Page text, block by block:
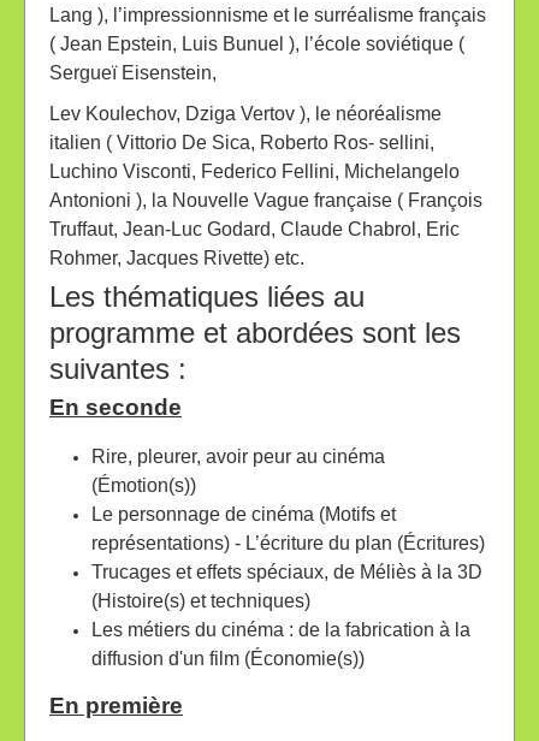
Lang ), l’impressionnisme et le surréalisme français
( Jean Epstein, Luis Bunuel ), l’école soviétique (
Sergueï Eisenstein,
Lev Koulechov, Dziga Vertov ), le néoréalisme
italien ( Vittorio De Sica, Roberto Ros- sellini,
Luchino Visconti, Federico Fellini, Michelangelo
Antonioni ), la Nouvelle Vague française ( François
Truffaut, Jean-Luc Godard, Claude Chabrol, Eric
Rohmer, Jacques Rivette) etc.
Les thématiques liées au
programme et abordées sont les
suivantes :
En seconde
Rire, pleurer, avoir peur au cinéma
(Émotion(s))
Le personnage de cinéma (Motifs et
représentations) - L’écriture du plan (Écritures)
Trucages et effets spéciaux, de Méliès à la 3D
(Histoire(s) et techniques)
Les métiers du cinéma : de la fabrication à la
diffusion d'un film (Économie(s))
En première